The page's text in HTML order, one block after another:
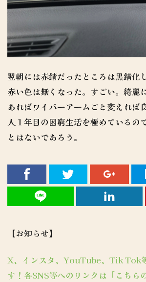
翌朝には赤錆だったところは黒錆化
赤い色は無くなった。すごい。綺麗
あればワイパーアームごと変えれば
人１年目の困窮生活を極めているの
とはないであろう。
【お知らせ】
X、インスタ、YouTube、Tik Tok
す！各SNS等へのリンクは「こちら